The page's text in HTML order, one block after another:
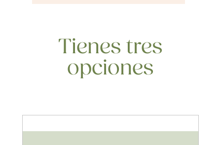
Tienes tres
opciones